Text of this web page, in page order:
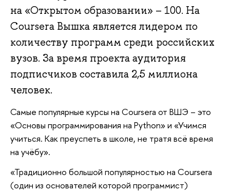
на «Открытом образовании» – 100. На
Coursera Вышка является лидером по
количеству программ среди российских
вузов. За время проекта аудитория
подписчиков составила 2,5 миллиона
человек.
Самые популярные курсы на Coursera от ВШЭ – это
«Основы программирования на Python» и «Учимся
учиться. Как преуспеть в школе, не тратя всё время
на учёбу».
«Традиционно большой популярностью на Coursera
(один из основателей которой программист)